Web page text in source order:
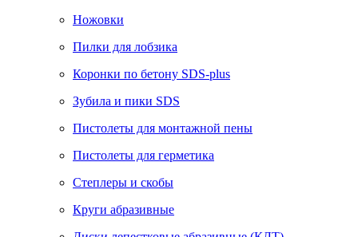
Ножовки
Пилки для лобзика
Коронки по бетону SDS-plus
Зубила и пики SDS
Пистолеты для монтажной пены
Пистолеты для герметика
Степлеры и скобы
Круги абразивные